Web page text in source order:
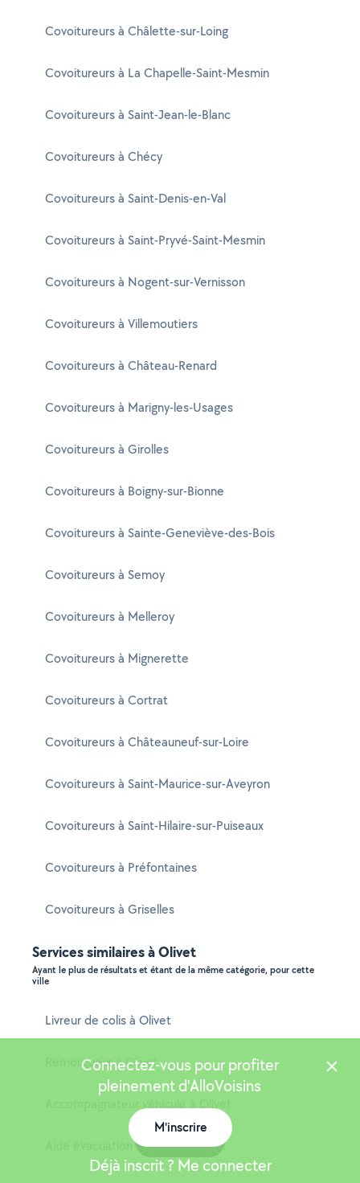
Covoitureurs à Châlette-sur-Loing
Covoitureurs à La Chapelle-Saint-Mesmin
Covoitureurs à Saint-Jean-le-Blanc
Covoitureurs à Chécy
Covoitureurs à Saint-Denis-en-Val
Covoitureurs à Saint-Pryvé-Saint-Mesmin
Covoitureurs à Nogent-sur-Vernisson
Covoitureurs à Villemoutiers
Covoitureurs à Château-Renard
Covoitureurs à Marigny-les-Usages
Covoitureurs à Girolles
Covoitureurs à Boigny-sur-Bionne
Covoitureurs à Sainte-Geneviève-des-Bois
Covoitureurs à Semoy
Covoitureurs à Melleroy
Covoitureurs à Mignerette
Covoitureurs à Cortrat
Covoitureurs à Châteauneuf-sur-Loire
Covoitureurs à Saint-Maurice-sur-Aveyron
Covoitureurs à Saint-Hilaire-sur-Puiseaux
Covoitureurs à Préfontaines
Covoitureurs à Griselles
Services similaires à Olivet
Ayant le plus de résultats et étant de la même catégorie, pour cette
ville
Livreur de colis à Olivet
Remorqueur à Olivet
Aide évacuation déchets à Olivet
Connectez-vous pour profiter
pleinement d'AlloVoisins
M'inscrire
Déjà inscrit ? Me connecter